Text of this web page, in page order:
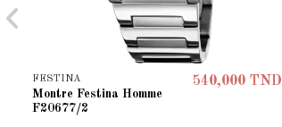
FESTINA
Montre Festina Homme
F20677/2
540,000 TND